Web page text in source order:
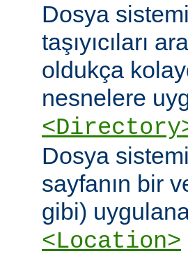
Dosya sistemi
taşıyıcıları
oldukça
nesnelere
Dosya
sayfanın bir
gibi)
<Location>